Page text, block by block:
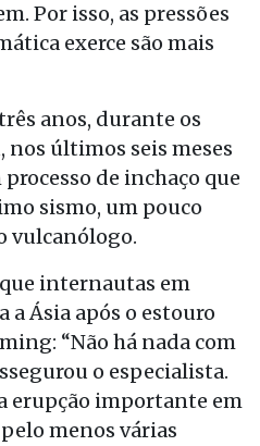
Por isso, as pressões
exerce são mais
anos, durante os
nos últimos seis meses
de inchaço que
sismo, um pouco
vulcanólogo.
internautas em
a Ásia após o estouro
“Não há nada com
o especialista.
erupção importante em
menos várias